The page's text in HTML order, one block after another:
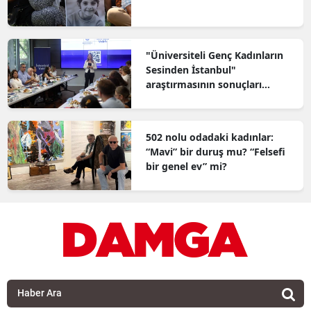
"Üniversiteli Genç Kadınların
Sesinden İstanbul"
araştırmasının sonuçları
502 nolu odadaki kadınlar:
“Mavi” bir duruş mu? “Felsefi
bir genel ev” mi?